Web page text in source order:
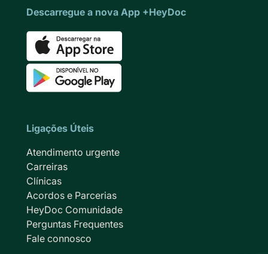
Descarregue a nova App +HeyDoc
Ligações Úteis
Atendimento urgente
Carreiras
Clínicas
Acordos e Parcerias
HeyDoc Comunidade
Perguntas Frequentes
Fale connosco